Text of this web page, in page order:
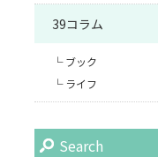
39コラム
ブック
ライフ
Search